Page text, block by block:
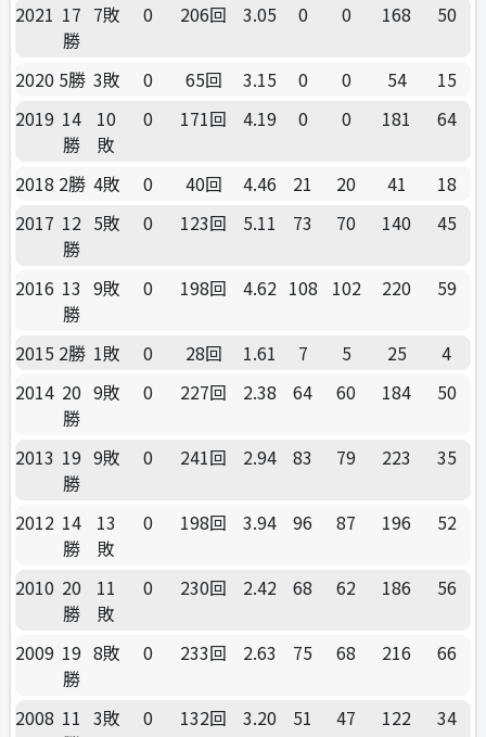
2021 17
勝
7敗 0 206回 3.05 0 0 168 50
2020 5勝 3敗 0 65回 3.15 0 0 54
15
2019 14
勝
10
敗
0 171回 4.19 0 0 181 64
2018 2勝 4敗 0 40回 4.46 21 20 41
18
2017 12
勝
5敗 0 123回 5.11 73 70 140 45
2016 13
勝
9敗 0 198回 4.62 108 102 220 59
2015 2勝 1敗 0 28回 1.61 7 5 25
4
2014 20
勝
9敗 0 227回 2.38 64 60 184 50
2013 19
勝
9敗 0 241回 2.94 83 79 223 35
2012 14
勝
13
敗
0 198回 3.94 96 87 196 52
2010 20
勝
11
敗
0 230回 2.42 68 62 186 56
2009 19
勝
8敗 0 233回 2.63 75 68 216 66
2008 11 3敗 0 132回 3.20 51 47 122 34